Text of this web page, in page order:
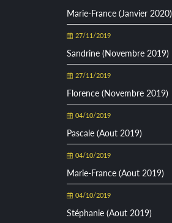
Marie-France (Janvier 2020)
27/11/2019
Sandrine (Novembre 2019)
27/11/2019
Florence (Novembre 2019)
04/10/2019
Pascale (Aout 2019)
04/10/2019
Marie-France (Aout 2019)
04/10/2019
Stéphanie (Aout 2019)